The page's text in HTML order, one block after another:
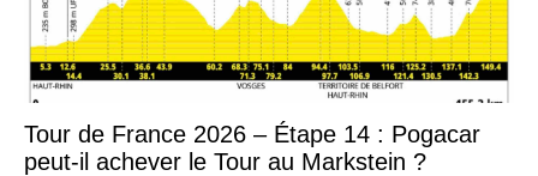
Tour de France 2026 – Étape 14 : Pogacar
peut-il achever le Tour au Markstein ?